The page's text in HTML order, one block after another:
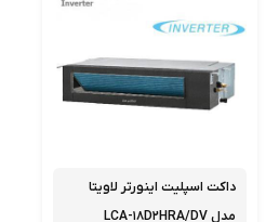
داکت اسپلیت اینورتر لاویتا
مدل LCA-۱۸D۲HRA/DV